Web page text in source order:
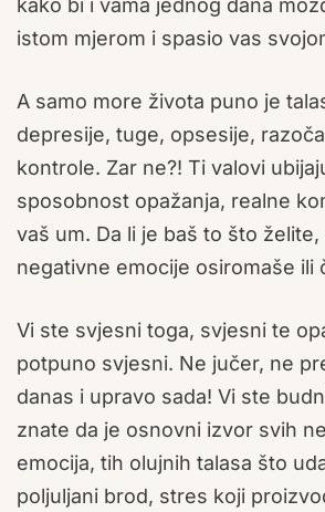
istom mjerom i spasio vas
A samo more života puno je
depresije, tuge, opsesije,
kontrole. Zar ne?! Ti valovi
sposobnost opažanja, realne
vaš um. Da li je baš to što želite,
negativne emocije osiromaše ili
Vi ste svjesni toga, svjesni te
potpuno svjesni. Ne jučer, ne
danas i upravo sada! Vi ste
znate da je osnovni izvor svih
emocija, tih olujnih talasa što
poljuljani brod, stres koji